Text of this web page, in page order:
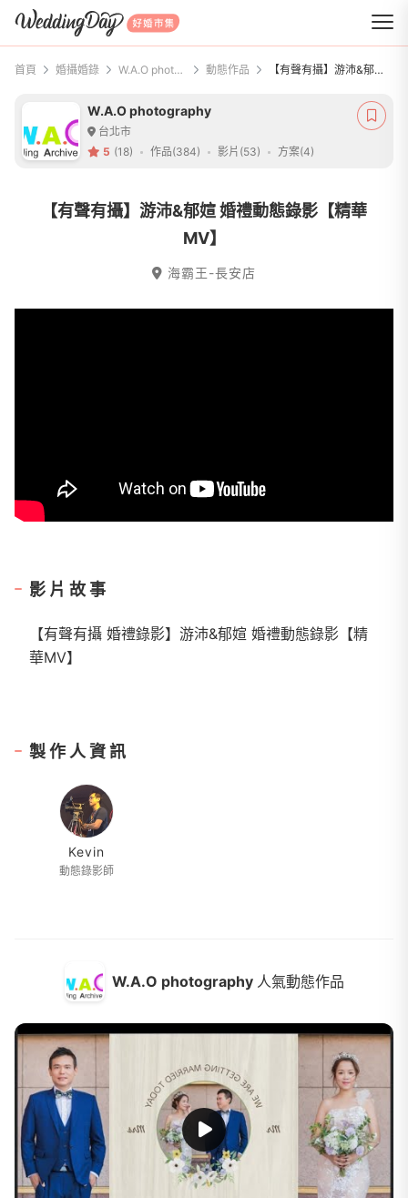
WeddingDay 好婚市集
首頁 婚攝婚錄 W.A.O photography 動態作品 【有聲有攝】游沛&郁媗 婚禮動態錄影【精華MV】
W.A.O photography
台北市
5 (18) 作品(384) 影片(53) 方案(4)
【有聲有攝】游沛&郁媗 婚禮動態錄影【精華
MV】
海霸王-長安店
影片故事
【有聲有攝 婚禮錄影】游沛&郁媗 婚禮動態錄影【精
華MV】
製作人資訊
Kevin
動態錄影師
W.A.O photography 人氣動態作品